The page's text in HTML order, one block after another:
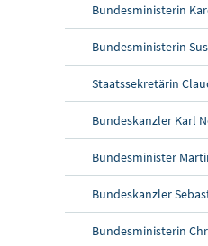
Bundesministerin
Bundesministerin
Staatssekretärin
Bundeskanzler Karl
Bundesminister
Bundeskanzler
Bundesministerin